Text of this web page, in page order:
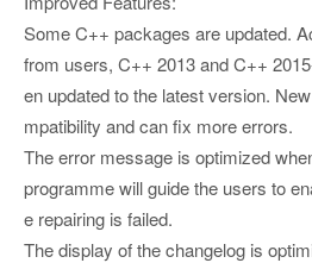
Some C++ packages are updated.
from users, C++ 2013 and C++
en updated to the latest version.
mpatibility and can fix more errors.
The error message is optimized
programme will guide the users to
e repairing is failed.
The display of the changelog is